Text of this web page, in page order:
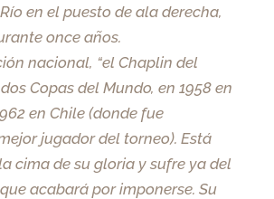
en el puesto de ala derecha,
once años.
nacional, “el Chaplin del
Copas del Mundo, en 1958 en
en Chile (donde fue
jugador del torneo). Está
cima de su gloria y sufre ya del
acabará por imponerse. Su